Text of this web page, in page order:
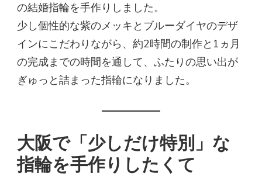
の結婚指輪を手作りしました。
少し個性的な紫のメッキとブルーダイヤのデザ
インにこだわりながら、約2時間の制作と1ヵ月
の完成までの時間を通して、ふたりの思い出が
ぎゅっと詰まった指輪になりました。
大阪で「少しだけ特別」な
指輪を手作りしたくて